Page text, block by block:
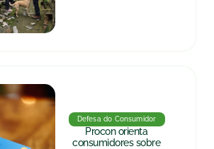
Defesa do Consumidor
Procon orienta
consumidores sobre